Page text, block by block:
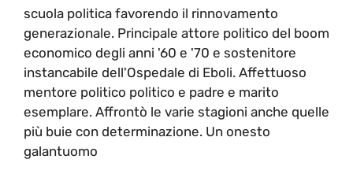
scuola politica favorendo il rinnovamento
generazionale. Principale attore politico del boom
economico degli anni '60 e '70 e sostenitore
instancabile dell'Ospedale di Eboli. Affettuoso
mentore politico politico e padre e marito
esemplare. Affrontò le varie stagioni anche quelle
più buie con determinazione. Un onesto
galantuomo